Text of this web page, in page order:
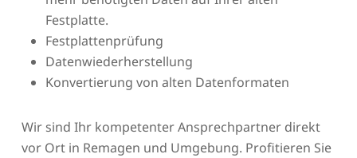
Festplatte.
Festplattenprüfung
Datenwiederherstellung
Konvertierung von alten Datenformaten
Wir sind Ihr kompetenter Ansprechpartner direkt
vor Ort in Remagen und Umgebung. Profitieren Sie